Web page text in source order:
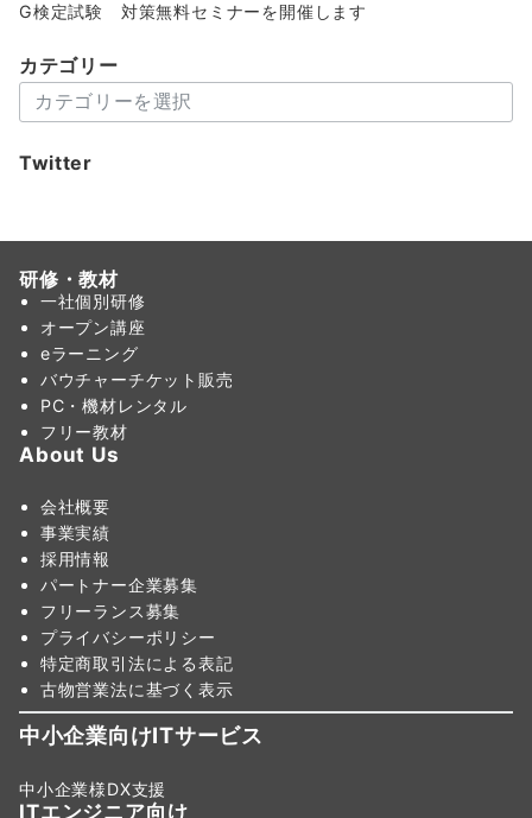
G検定試験 対策無料セミナーを開催します
カテゴリー
テ
リ
Twitter
研修・教材
一社個別研修
オープン講座
eラーニング
バウチャーチケット販売
PC・機材レンタル
フリー教材
About Us
会社概要
事業実績
採用情報
パートナー企業募集
フリーランス募集
プライバシーポリシー
特定商取引法による表記
古物営業法に基づく表示
中小企業向けITサービス
中小企業様DX支援
ITエンジニア向け